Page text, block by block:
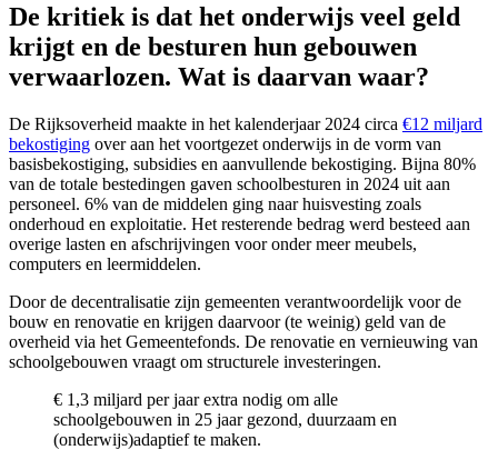
De kritiek is dat het onderwijs veel geld
krijgt en de besturen hun gebouwen
verwaarlozen. Wat is daarvan waar?
De Rijksoverheid maakte in het kalenderjaar 2024 circa €12 miljard
bekostiging over aan het voortgezet onderwijs in de vorm van
basisbekostiging, subsidies en aanvullende bekostiging. Bijna 80%
van de totale bestedingen gaven schoolbesturen in 2024 uit aan
personeel. 6% van de middelen ging naar huisvesting zoals
onderhoud en exploitatie. Het resterende bedrag werd besteed aan
overige lasten en afschrijvingen voor onder meer meubels,
computers en leermiddelen.
Door de decentralisatie zijn gemeenten verantwoordelijk voor de
bouw en renovatie en krijgen daarvoor (te weinig) geld van de
overheid via het Gemeentefonds. De renovatie en vernieuwing van
schoolgebouwen vraagt om structurele investeringen.
€ 1,3 miljard per jaar extra nodig om alle
schoolgebouwen in 25 jaar gezond, duurzaam en
(onderwijs)adaptief te maken.